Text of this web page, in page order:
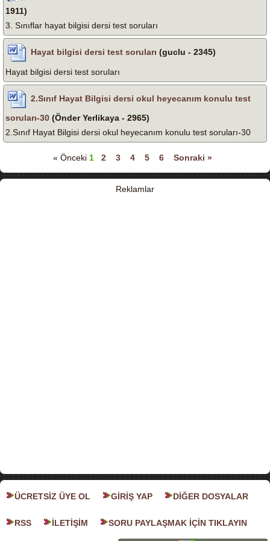
1911)
3. Sınıflar hayat bilgisi dersi test soruları
Hayat bilgisi dersi test soruları (guclu - 2345)
Hayat bilgisi dersi test soruları
2.Sınıf Hayat Bilgisi dersi okul heyecanım konulu test
soruları-30 (Önder Yerlikaya - 2965)
2.Sınıf Hayat Bilgisi dersi okul heyecanım konulu test soruları-30
« Önceki 1 2 3 4 5 6 Sonraki »
Reklamlar
ÜCRETSİZ ÜYE OL GİRİŞ YAP DİĞER DOSYALAR
RSS İLETİŞİM SORU PAYLAŞMAK İÇİN TIKLAYIN